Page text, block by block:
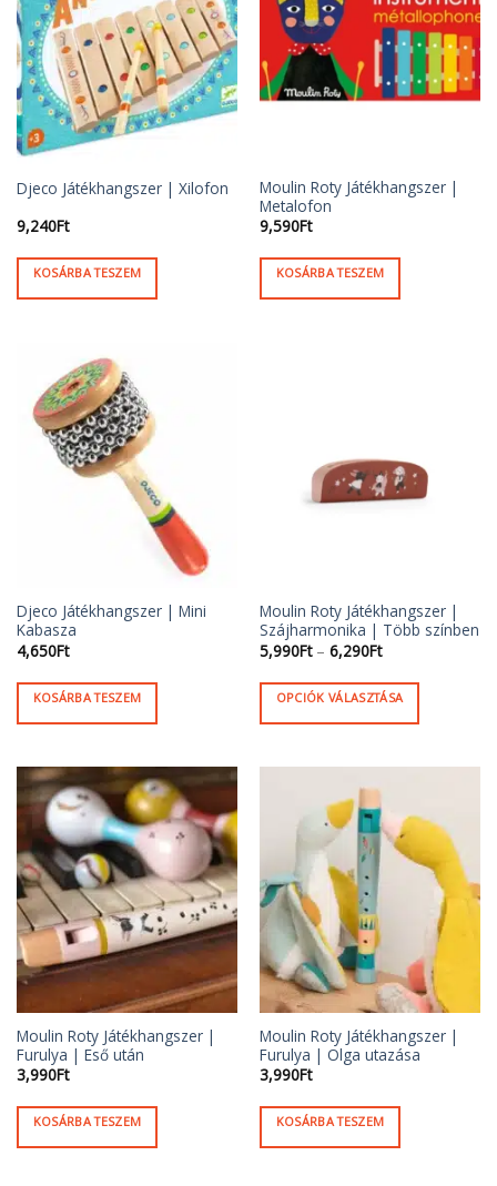
Djeco Játékhangszer | Xilofon
9,240Ft
KOSÁRBA TESZEM
Moulin Roty Játékhangszer |
Metalofon
9,590Ft
KOSÁRBA TESZEM
Djeco Játékhangszer | Mini
Kabasza
4,650Ft
KOSÁRBA TESZEM
Moulin Roty Játékhangszer |
Szájharmonika | Több színben
5,990Ft – 6,290FtÁrtartomány:
5,990Ft
-
6,290Ft
OPCIÓK VÁLASZTÁSA
variációja
A
változatok
termékoldalon
választhatók
Moulin Roty Játékhangszer |
Furulya | Eső után
3,990Ft
KOSÁRBA TESZEM
Moulin Roty Játékhangszer |
Furulya | Olga utazása
3,990Ft
KOSÁRBA TESZEM